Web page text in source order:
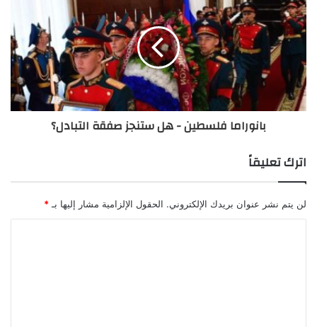
حياة المواطنين.
د. أيمن يوسف، أستاذ العلوم السّياسيّة، ورئيس مجلس
إدارة مركز السّياسات ودراسات حلّ الصّراع، الجامعة
العربية الأمريكيّة.
بانوراما فلسطين - هل ستنجز صفقة التبادل؟
اترك تعليقاً
لن يتم نشر عنوان بريدك الإلكتروني. الحقول الإلزامية مشار إليها بـ *